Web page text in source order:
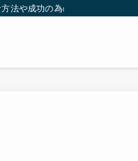
法や成功の為の秘訣等。太っ